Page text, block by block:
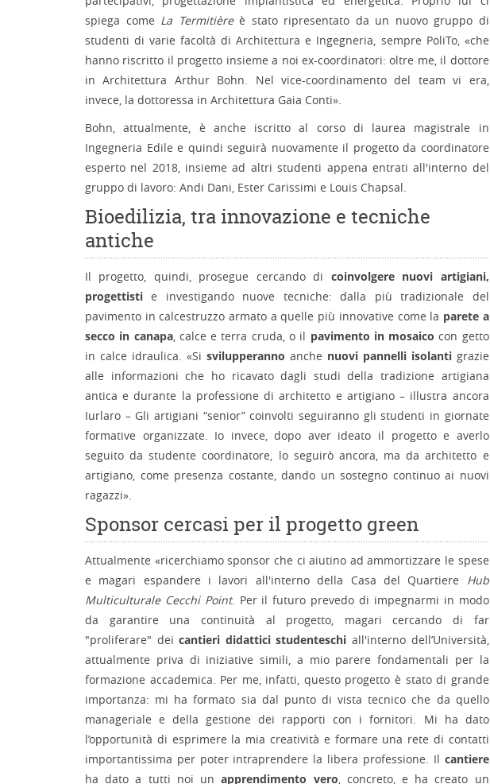
spiega come La Termitièreè stato ripresentato da un nuovo gruppo di
studenti di varie facoltà di Architettura e Ingegneria, sempre PoliTo, «che
hanno riscritto il progetto insieme a noi ex-coordinatori: oltre me, il dottore
in Architettura Arthur Bohn. Nel vice-coordinamento del team vi era,
invece, la dottoressa in Architettura Gaia Conti».
Bohn, attualmente, è anche iscritto al corso di laurea magistrale in
Ingegneria Edile e quindi seguirà nuovamente il progetto da coordinatore
esperto nel 2018, insieme ad altri studenti appena entrati all'interno del
gruppo di lavoro: Andi Dani, Ester Carissimi e Louis Chapsal.
Bioedilizia, tra innovazione e tecniche
antiche
Il progetto, quindi, prosegue cercando di coinvolgere nuovi artigiani,
progettisti e investigando nuove tecniche: dalla più tradizionale del
pavimento in calcestruzzo armato a quelle più innovative come la parete a
secco in canapa, calce e terra cruda, o il pavimento in mosaico con getto
in calce idraulica. «Si svilupperanno anche nuovi pannelli isolantigrazie
alle informazioni che ho ricavato dagli studi della tradizione artigiana
antica e durante la professione di architetto e artigiano – illustra ancora
Iurlaro – Gli artigiani “senior” coinvolti seguiranno gli studenti in giornate
formative organizzate. Io invece, dopo aver ideato il progetto e averlo
seguito da studente coordinatore, lo seguirò ancora, ma da architetto e
artigiano, come presenza costante, dando un sostegno continuo ai nuovi
ragazzi».
Sponsor cercasi per il progetto green
Attualmente «ricerchiamo sponsor che ci aiutino ad ammortizzare le spese
e magari espandere i lavori all'interno della Casa del Quartiere Hub
Multiculturale Cecchi Point. Per il futuro prevedo di impegnarmi in modo
da garantire una continuità al progetto, magari cercando di far
"proliferare" deicantieri didattici studenteschi all'interno dell’Università,
attualmente priva di iniziative simili, a mio parere fondamentali per la
formazione accademica. Per me, infatti, questo progetto è stato di grande
importanza: mi ha formato sia dal punto di vista tecnico che da quello
manageriale e della gestione dei rapporti con i fornitori. Mi ha dato
l’opportunità di esprimere la mia creatività e formare una rete di contatti
importantissima per poter intraprendere la libera professione. Il cantiere
ha dato a tutti noi unapprendimento vero, concreto, e ha creato un